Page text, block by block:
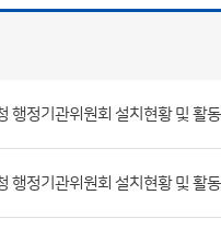
행정기관위원회 설치현황 및 활
행정기관위원회 설치현황 및 활